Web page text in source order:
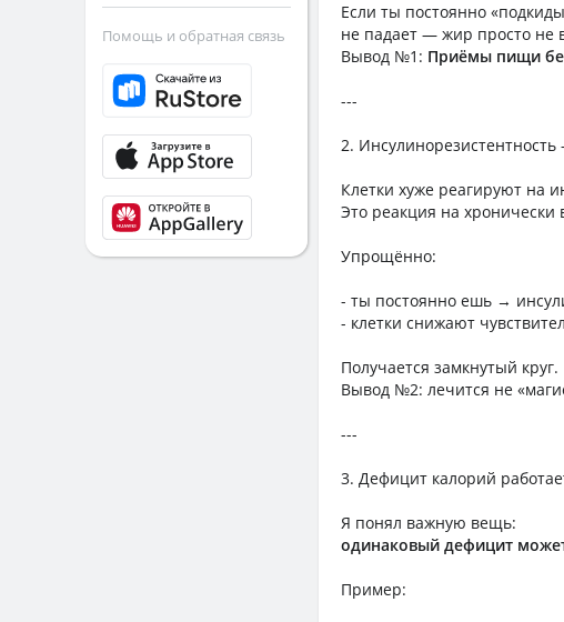
Если ты постоянно
не падает — жир просто не
Вывод №1: Приёмы пищи
---
2.
Клетки хуже реагируют на
Это реакция на хронически
Упрощённо:
- ты постоянно ешь →
- клетки снижают
Получается замкнутый круг.
Вывод №2: лечится не
---
3. Дефицит калорий
Я понял важную вещь:
одинаковый дефицит
Пример:
Помощь и обратная связь